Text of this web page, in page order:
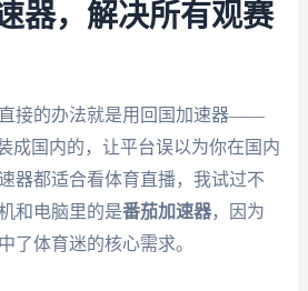
器，解决所有观赛
接的办法就是用回国加速器——
成国内的，让平台误以为你在国内
器都适合看体育直播，我试过不
和电脑里的是番茄加速器，因为
了体育迷的核心需求。